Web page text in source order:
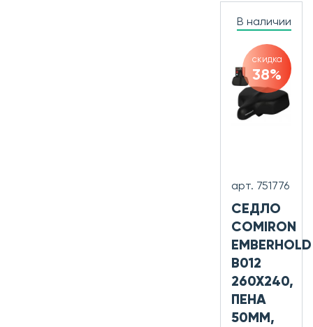
В наличии
скидка
38%
арт. 751776
СЕДЛО
COMIRON
EMBERHOLD
B012
260X240,
ПЕНА
50ММ,